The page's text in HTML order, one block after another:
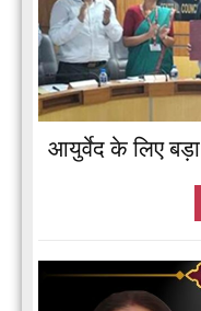
आयुर्वेद के लिए बड़ा